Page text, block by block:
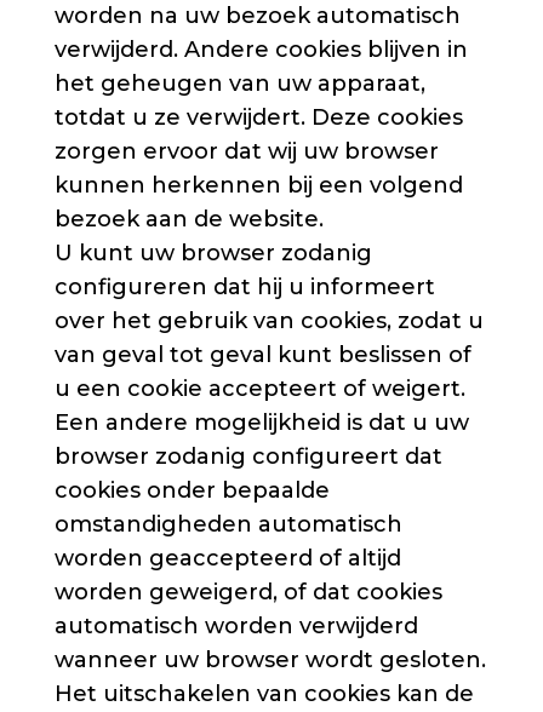
worden na uw bezoek automatisch
verwijderd. Andere cookies blijven in
het geheugen van uw apparaat,
totdat u ze verwijdert. Deze cookies
zorgen ervoor dat wij uw browser
kunnen herkennen bij een volgend
bezoek aan de website.
U kunt uw browser zodanig
configureren dat hij u informeert
over het gebruik van cookies, zodat u
van geval tot geval kunt beslissen of
u een cookie accepteert of weigert.
Een andere mogelijkheid is dat u uw
browser zodanig configureert dat
cookies onder bepaalde
omstandigheden automatisch
worden geaccepteerd of altijd
worden geweigerd, of dat cookies
automatisch worden verwijderd
wanneer uw browser wordt gesloten.
Het uitschakelen van cookies kan de